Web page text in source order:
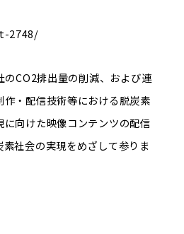
2748/
のCO2排出量の削減、および連
・配信技術等における脱炭素
向けた映像コンテンツの配信
社会の実現をめざして参りま